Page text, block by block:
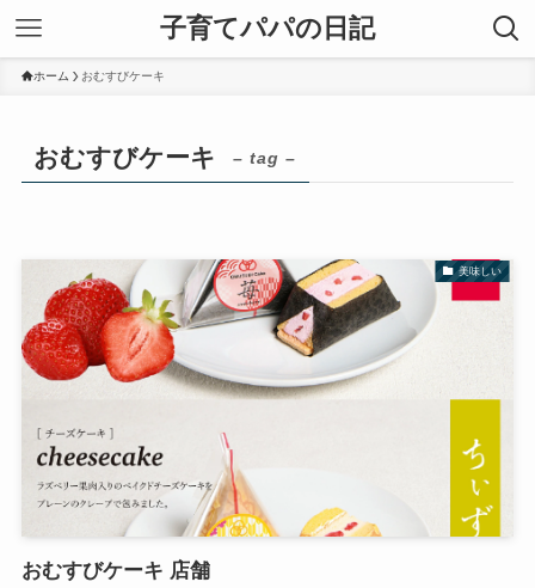
子育てパパの日記
ホーム おむすびケーキ
おむすびケーキ – tag –
美味しい
おむすびケーキ 店舗